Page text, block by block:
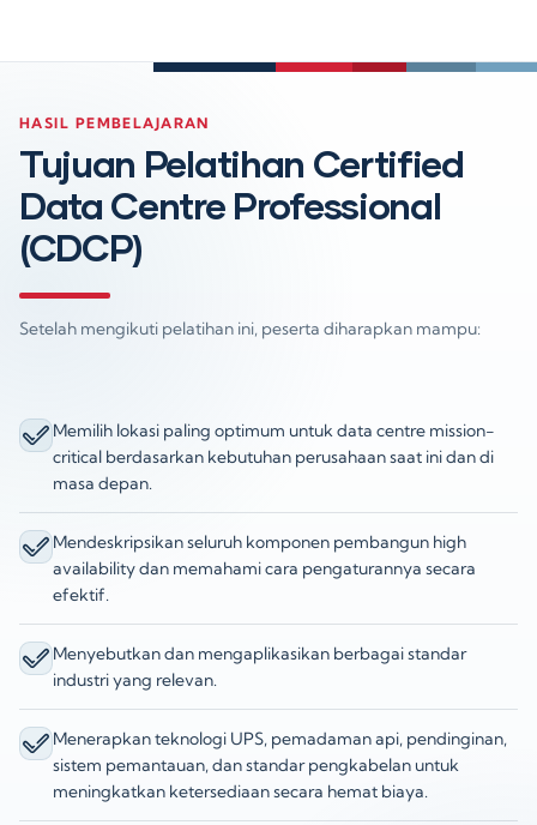
HASIL PEMBELAJARAN
Tujuan Pelatihan Certified
Data Centre Professional
(CDCP)
Setelah mengikuti pelatihan ini, peserta diharapkan mampu:
Memilih lokasi paling optimum untuk data centre mission-
critical berdasarkan kebutuhan perusahaan saat ini dan di
masa depan.
Mendeskripsikan seluruh komponen pembangun high
availability dan memahami cara pengaturannya secara
efektif.
Menyebutkan dan mengaplikasikan berbagai standar
industri yang relevan.
Menerapkan teknologi UPS, pemadaman api, pendinginan,
sistem pemantauan, dan standar pengkabelan untuk
meningkatkan ketersediaan secara hemat biaya.